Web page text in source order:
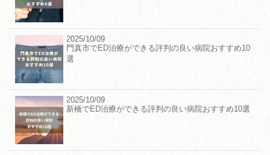
2025/10/09
門真市でED治療ができる評判の良い病院おすすめ10
選
2025/10/09
新橋でED治療ができる評判の良い病院おすすめ10選